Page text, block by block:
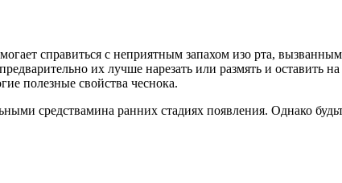
справиться с неприятным запахом изо рта,
их лучше нарезать или размять и оставить
полезные свойства чеснока.
средствамина ранних стадиях появления. Однако